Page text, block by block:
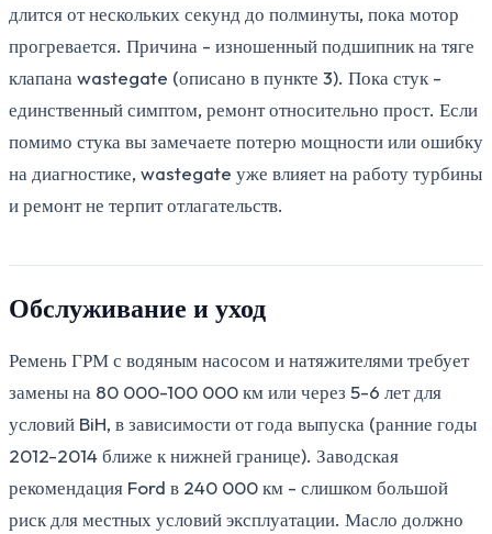
длится от нескольких секунд до полминуты, пока мотор
прогревается. Причина - изношенный подшипник на тяге
клапана wastegate (описано в пункте 3). Пока стук -
единственный симптом, ремонт относительно прост. Если
помимо стука вы замечаете потерю мощности или ошибку
на диагностике, wastegate уже влияет на работу турбины
и ремонт не терпит отлагательств.
Обслуживание и уход
Ремень ГРМ с водяным насосом и натяжителями требует
замены на 80 000-100 000 км или через 5-6 лет для
условий BiH, в зависимости от года выпуска (ранние годы
2012-2014 ближе к нижней границе). Заводская
рекомендация Ford в 240 000 км - слишком большой
риск для местных условий эксплуатации. Масло должно